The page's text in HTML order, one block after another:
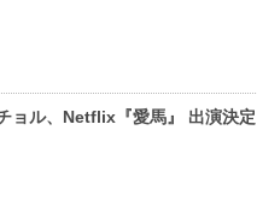
ョル、Netflix『愛馬』 出演決定